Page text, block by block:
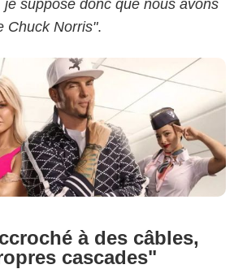
suppose donc que nous avons
Chuck Norris".
à des câbles,
cascades"